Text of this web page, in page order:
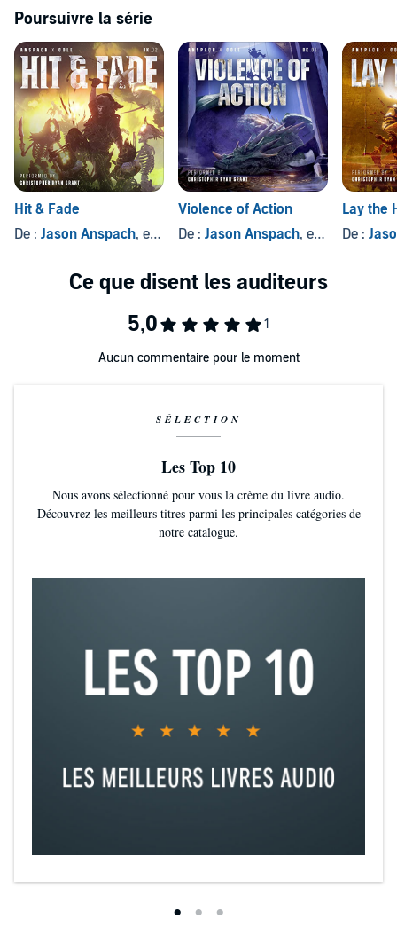
Buy in, and jock up for this thrilling WarGate adventure. A battle
unlike any other is calling.
©2021 Jason Anspach & Nick Cole (P)2021 WarGate Books
Poursuivre la série
Hit & Fade
De : Jason Anspach, et autres
Violence of Action
De : Jason Anspach, et autres
Lay the
De :
Aucun commentaire pour le moment
SÉLECTION
Les Top 10
Nous avons sélectionné pour vous la crème du livre audio.
Découvrez les meilleurs titres parmi les principales catégories de
notre catalogue.